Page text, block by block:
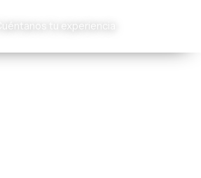
Cuéntanos tu experiencia